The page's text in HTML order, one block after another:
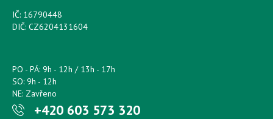
IČ: 16790448
DIČ: CZ6204131604
PO - PÁ: 9h - 12h / 13h - 17h
SO: 9h - 12h
NE: Zavřeno
+420 603 573 320